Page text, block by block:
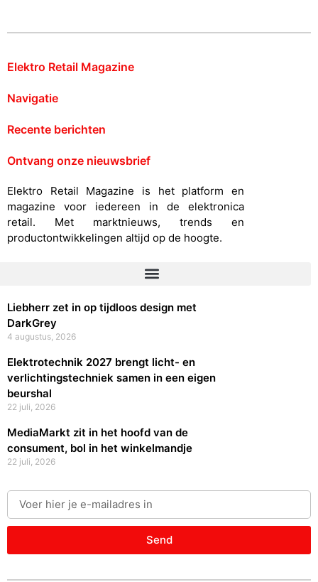
Elektro Retail Magazine
Navigatie
Recente berichten
Ontvang onze nieuwsbrief
Elektro Retail Magazine is het platform en
magazine voor iedereen in de elektronica
retail. Met marktnieuws, trends en
productontwikkelingen altijd op de hoogte.
Liebherr zet in op tijdloos design met
DarkGrey
4 augustus, 2026
Elektrotechnik 2027 brengt licht- en
verlichtingstechniek samen in een eigen
beurshal
22 juli, 2026
MediaMarkt zit in het hoofd van de
consument, bol in het winkelmandje
22 juli, 2026
Send